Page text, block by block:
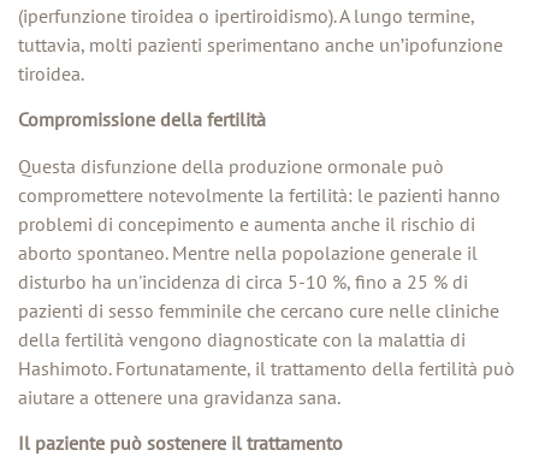
(iperfunzione tiroidea o ipertiroidismo). A lungo termine,
tuttavia, molti pazienti sperimentano anche un’ipofunzione
tiroidea.
Compromissione della fertilità
Questa disfunzione della produzione ormonale può
compromettere notevolmente la fertilità: le pazienti hanno
problemi di concepimento e aumenta anche il rischio di
aborto spontaneo. Mentre nella popolazione generale il
disturbo ha un'incidenza di circa 5-10 %, fino a 25 % di
pazienti di sesso femminile che cercano cure nelle cliniche
della fertilità vengono diagnosticate con la malattia di
Hashimoto. Fortunatamente, il trattamento della fertilità può
aiutare a ottenere una gravidanza sana.
Il paziente può sostenere il trattamento